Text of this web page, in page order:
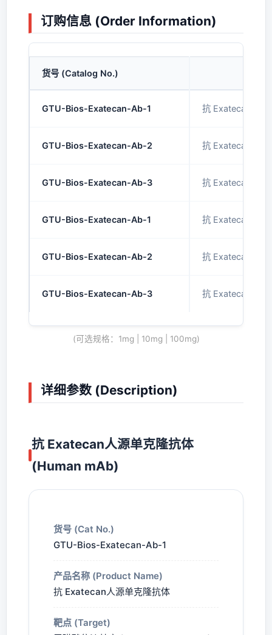
订购信息 (Order Information)
货号 (Catalog No.)
GTU-Bios-Exatecan-Ab-1 抗 Exatecan人源
GTU-Bios-Exatecan-Ab-2 抗 Exatecan小鼠
GTU-Bios-Exatecan-Ab-3 抗 Exatecan小鼠
GTU-Bios-Exatecan-Ab-1 抗 Exatecan人源
GTU-Bios-Exatecan-Ab-2 抗 Exatecan小鼠
GTU-Bios-Exatecan-Ab-3 抗 Exatecan小鼠
(可选规格：1mg | 10mg | 100mg)
详细参数 (Description)
抗 Exatecan人源单克隆抗体
(Human mAb)
货号 (Cat No.)
GTU-Bios-Exatecan-Ab-1
产品名称 (Product Name)
抗 Exatecan人源单克隆抗体
靶点 (Target)